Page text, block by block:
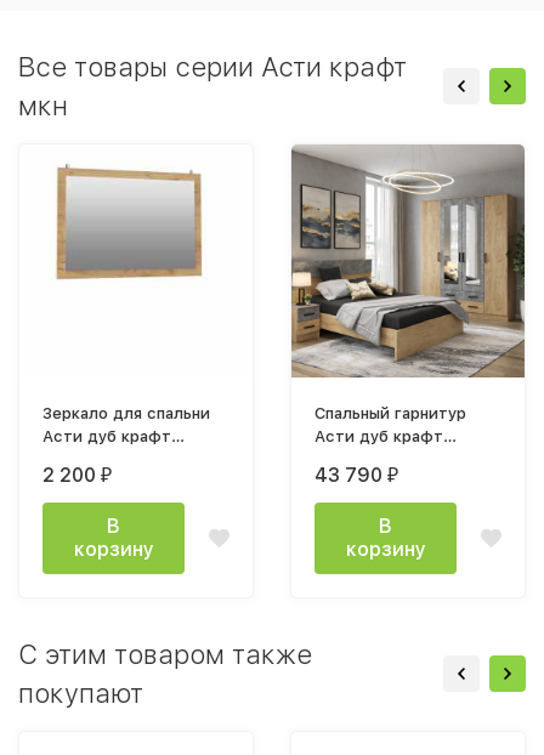
Все товары серии Асти крафт
мкн
Зеркало для спальни
Асти дуб крафт
2 200 ₽
В
корзину
Спальный гарнитур
Асти дуб крафт
43 790 ₽
В
корзину
C этим товаром также
покупают